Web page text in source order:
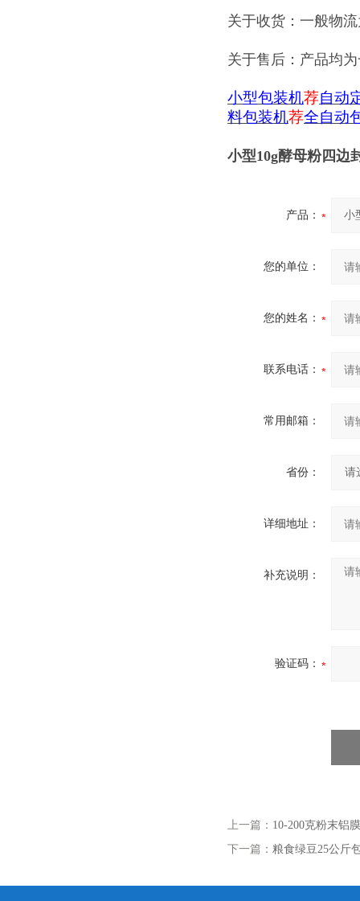
关于收货：一般物
关于售后：产品均
小型包装机荐自动
料包装机荐全自动
小型10g酵母粉四边
产品：
您的单位：
您的姓名：
联系电话：
常用邮箱：
省份：
详细地址：
补充说明：
验证码：
上一篇： 10-200克粉末铝
下一篇： 粮食绿豆25公斤